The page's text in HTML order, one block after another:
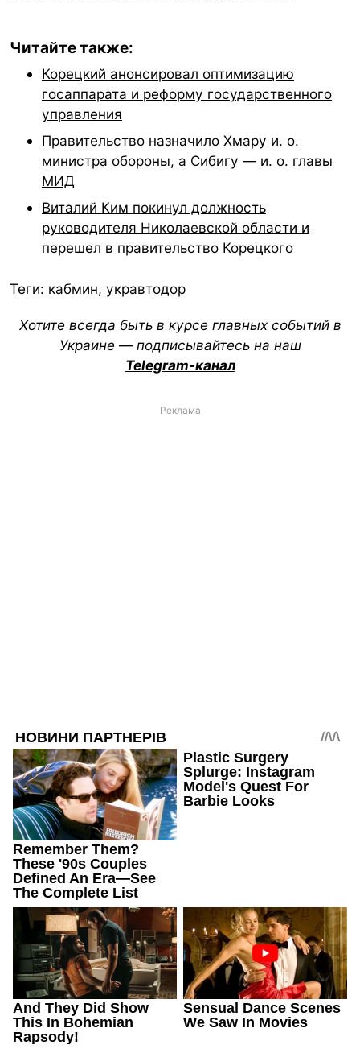
Читайте также:
Корецкий анонсировал оптимизацию
госаппарата и реформу государственного
управления
Правительство назначило Хмару и. о.
министра обороны, а Сибигу — и. о. главы
МИД
Виталий Ким покинул должность
руководителя Николаевской области и
перешел в правительство Корецкого
Теги: кабмин, укравтодор
Хотите всегда быть в курсе главных событий в
Украине — подписывайтесь на наш
Telegram-канал
Реклама